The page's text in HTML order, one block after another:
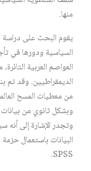
منها.
يقوم البحث على دراسة
السياسية ودورها في
العواصم العربية
الديمقراطيين. وقد تم
وبشكل ثانوي من بيانات
وتجدر الإشارة إلى أنه
البيانات باستعمال حزمة
SPSS.